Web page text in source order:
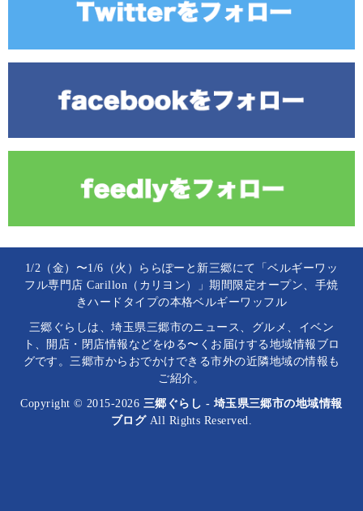
1/2（金）〜1/6（火）ららぽーと新三郷にて「ベルギーワッ
フル専門店 Carillon（カリヨン）」期間限定オープン、手焼
きハードタイプの本格ベルギーワッフル
三郷ぐらしは、埼玉県三郷市のニュース、グルメ、イベン
ト、開店・閉店情報などをゆる〜くお届けする地域情報ブロ
グです。三郷市からおでかけできる市外の近隣地域の情報も
ご紹介。
Copyright © 2015-2026 三郷ぐらし - 埼玉県三郷市の地域情報
ブログAll Rights Reserved.